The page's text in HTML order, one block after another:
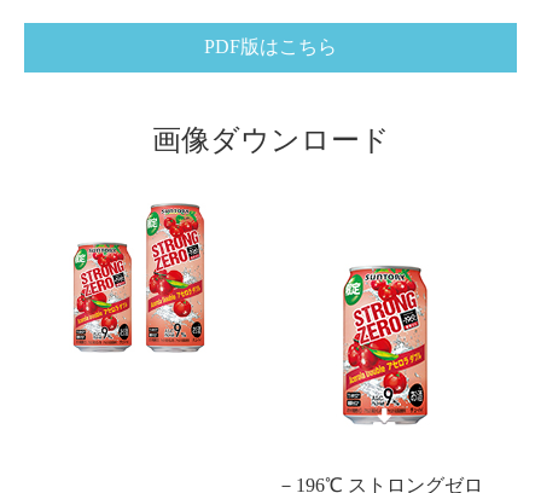
PDF版はこちら
画像ダウンロード
－196℃ ストロングゼロ